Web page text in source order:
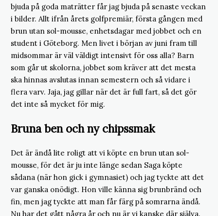
bjuda på goda maträtter får jag bjuda på senaste veckan
i bilder. Allt ifrån årets golfpremiär, första gången med
brun utan sol-mousse, enhetsdagar med jobbet och en
student i Göteborg. Men livet i början av juni fram till
midsommar är väl väldigt intensivt för oss alla? Barn
som går ut skolorna, jobbet som kräver att det mesta
ska hinnas avslutas innan semestern och så vidare i
flera varv. Jaja, jag gillar när det är full fart, så det gör
det inte så mycket för mig.
Bruna ben och ny chipssmak
Det är ändå lite roligt att vi köpte en brun utan sol-
mousse, för det är ju inte länge sedan Saga köpte
sådana (när hon gick i gymnasiet) och jag tyckte att det
var ganska onödigt. Hon ville känna sig brunbränd och
fin, men jag tyckte att man får färg på somrarna ändå.
Nu har det gått några år och nu är vi kanske där själva.